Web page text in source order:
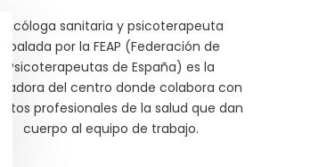
Psicóloga sanitaria y psicoterapeuta
abalada por la FEAP (Federación de
Psicoterapeutas de España) es la
del centro donde colabora con
profesionales de la salud que dan
cuerpo al equipo de trabajo.